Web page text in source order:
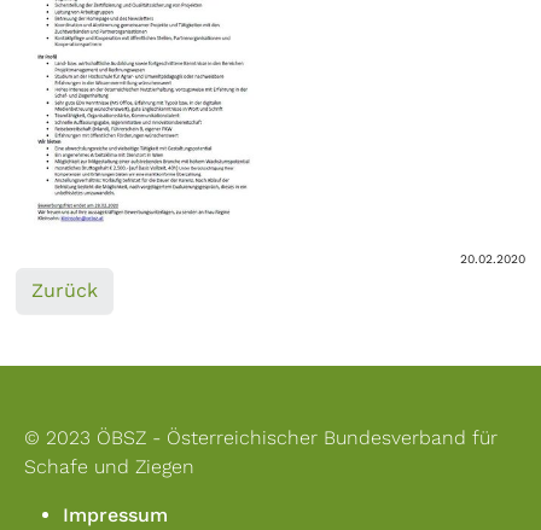
20.02.2020
Zurück
© 2023 ÖBSZ - Österreichischer Bundesverband für
Schafe und Ziegen
Impressum